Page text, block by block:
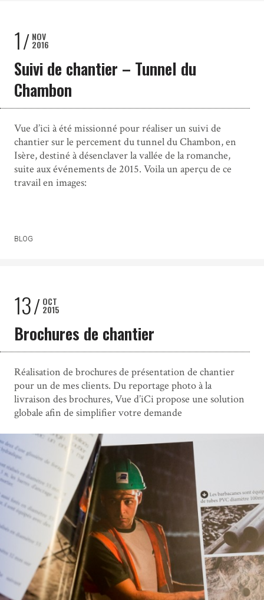
1 NOV
2016
Suivi de chantier – Tunnel du
Chambon
Vue d’ici à été missionné pour réaliser un suivi de
chantier sur le percement du tunnel du Chambon, en
Isère, destiné à désenclaver la vallée de la romanche,
suite aux événements de 2015. Voila un aperçu de ce
travail en images:
BLOG
13 OCT
2015
Brochures de chantier
Réalisation de brochures de présentation de chantier
pour un de mes clients. Du reportage photo à la
livraison des brochures, Vue d’iCi propose une solution
globale afin de simplifier votre demande